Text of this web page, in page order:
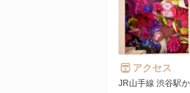
アクセス
JR山手線 渋谷駅